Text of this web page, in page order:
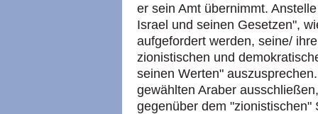
er sein Amt übernimmt.
Israel und seinen Gesetzen",
aufgefordert werden, seine/
zionistischen und
seinen Werten"
gewählten Araber
gegenüber dem